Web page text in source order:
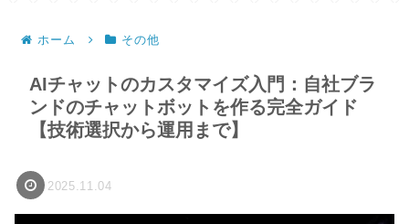
ホーム その他
AIチャットのカスタマイズ入門：自社ブラ
ンドのチャットボットを作る完全ガイド
【技術選択から運用まで】
2025.11.04